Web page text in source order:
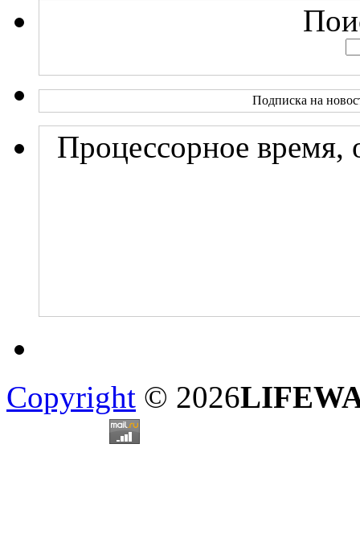
Подписка на
Процессорное время,
Copyright © 2026